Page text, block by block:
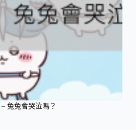
兔兔會哭泣嗎？